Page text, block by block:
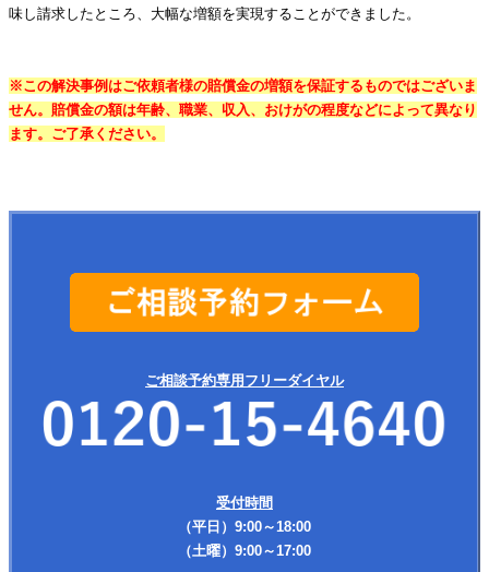
味し請求したところ、大幅な増額を実現することができました。
※この解決事例はご依頼者様の賠償金の増額を保証するものではございま
せん。賠償金の額は年齢、職業、収入、おけがの程度などによって異なり
ます。ご了承ください。
ご相談予約専用フリーダイヤル
受付時間
（平日）9:00～18:00
（土曜）9:00～17:00